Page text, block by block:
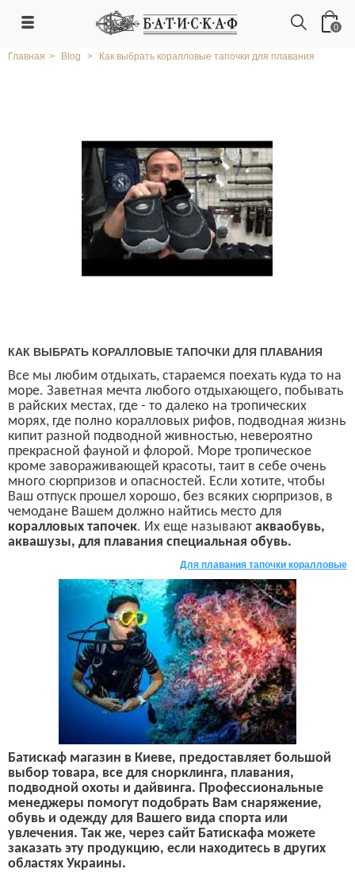
0
Главная > Blog > Как выбрать коралловые тапочки для плавания
КАК ВЫБРАТЬ КОРАЛЛОВЫЕ ТАПОЧКИ ДЛЯ ПЛАВАНИЯ
Все мы любим отдыхать, стараемся поехать куда то на
море. Заветная мечта любого отдыхающего, побывать
в райских местах, где - то далеко на тропических
морях, где полно коралловых рифов, подводная жизнь
кипит разной подводной живностью, невероятно
прекрасной фауной и флорой. Море тропическое
кроме завораживающей красоты, таит в себе очень
много сюрпризов и опасностей. Если хотите, чтобы
Ваш отпуск прошел хорошо, без всяких сюрпризов, в
чемодане Вашем должно найтись место для
коралловых тапочек. Их еще называют акваобувь,
аквашузы, для плавания специальная обувь.
Для плавания тапочки коралловые
Батискаф магазин в Киеве, предоставляет большой
выбор товара, все для снорклинга, плавания,
подводной охоты и дайвинга. Профессиональные
менеджеры помогут подобрать Вам снаряжение,
обувь и одежду для Вашего вида спорта или
увлечения. Так же, через сайт Батискафа можете
заказать эту продукцию, если находитесь в других
областях Украины.